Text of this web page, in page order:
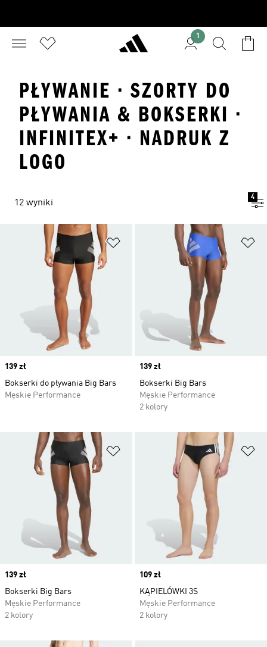
1
PŁYWANIE · SZORTY DO
PŁYWANIA & BOKSERKI ·
INFINITEX+ · NADRUK Z
LOGO
12 wyniki
4
Dodaj do listy życzeń
Price
139 zł
Bokserki do pływania Big Bars
Męskie Performance
Price
139 zł
Bokserki Big Bars
Męskie Performance
2 kolory
Dodaj do listy życzeń
Price
139 zł
Bokserki Big Bars
Męskie Performance
2 kolory
Price
109 zł
KĄPIELÓWKI 3S
Męskie Performance
2 kolory